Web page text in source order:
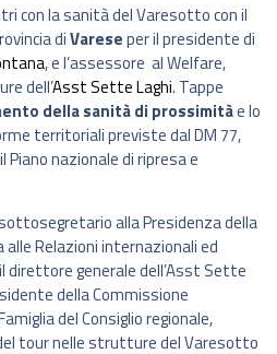
con la sanità del Varesotto con il
diVareseper il presidente di
, e l’assessore al Welfare,
dell’Asst Sette Laghi. Tappe
della sanità di prossimitàe lo
territoriali previste dal DM 77,
Piano nazionale di ripresa e
alla Presidenza della
alle Relazioni internazionali ed
direttore generale dell’Asst Sette
della Commissione
del Consiglio regionale,
tour nelle strutture del Varesotto